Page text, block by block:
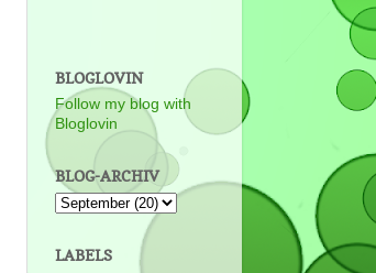
BLOGLOVIN
Follow my blog with
Bloglovin
BLOG-ARCHIV
LABELS